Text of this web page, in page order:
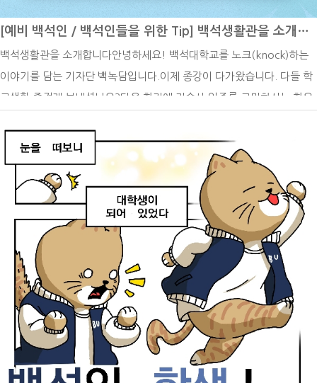
주변의 원룸이나 오피스텔에서 개인적으로 자취를 하는 것과 비교했을
때 주거 비용을 획기적으로 절감할 수 있다는 가장 강력한 경제적 장점을
가지고 있는 것 같습니다. 대학가 주변의 월세와 보증금이 크게 오른 상
황에서, 기숙사는 학기당 140만 원 수준의 상대적으로 매우 저렴한 비용
으로 한 학기 동안 안정적으로 거주할 수 있는 공간을 제공합니다. 특히
월세와 거액의 보증금 부담이 전혀 없으며, 전기는 물론 가스와 수도 등
매달 별도로 청구되는 공공요금이나 건물 관리비에 대한 추가 지출 걱정
도 대폭 줄어듭니다. 개인적으로 저는 기숙사의 주거 비용이 학부모와 학
생 모두가 겪을 수 있는 주거 관련 경제적 압박감을 크게 완화해주며 저
렴한 주거 비용이 가장 큰 장점이라고 느꼈습니다. 2. 외부 위험으로부터
안전한 철저한 보안 시스템기숙사는 불특정 다수가 드나드는 일반 원룸
단지나 주택가와 달리, 외부인의 출입을 엄격하게 통제하는 시스템을 갖
추고 있어 생활 안전성이 매우 크다고 느꼈습니다. 게이트에선 배정받은
전용 카드키를 거쳐야만 내부로 입장할 수 있으며, 게이트엔 경비해주시
는 분이 상주해주시기 때문에 안전하게 생활할 수 있었던 것 같습니다.
그리고 통금시간을 정해두어 야간에 발생할 수 있는 안전사고나 생활관
내 소음이 확실하게 줄어들은게 느껴지며, 경비 인력과 기숙사 층장님들
[예비 백석인 / 백석인들을 위한 Tip] 백석생활관을 소개합니다
백석생활관을 소개합니다안녕하세요! 백석대학교를 노크(knock)하는
이야기를 담는 기자단 백녹담입니다.이제 종강이 다가왔습니다. 다들 학
교생활 즐겁게 보내셨나요?다음 학기에 기숙사 입주를 고민하시는 학우
하면서 많은 학생들이 관심을 갖는 공간 중 하나가 바로 기숙사입니다.백
석생활관은 학생들에게 안전하고 편리한 환경을 제공하며 학업에 집중할
수 있습니다.이번 기사에서는 백석생활관의 주요 시설과 이용 정보를 소
개하며 생활관의 다양한 모습을 살펴보고자 합니다.백석생활관이 어떤
공간인지 함께 알아보겠습니다!백석대학교 기숙사, 백석생활관백석대학
교의 기숙사인 백석생활관은 재학생들이 안전하고 편리하게 생활할 수
있도록 마련된 생활 공간입니다.생활관은 단순한 숙박 시설을 넘어 학생
들의 학업과 일상을 지원하는 역할을 하고 있습니다.생활관에서는 숙식
편의를 제공하여 학생들이 학업에 더욱 집중할 수 있도록 돕고 있습니다.
또한 공동생활을 통해 배려와 책임감을 배우는 기회를 제공합니다.쾌적
한 주거 환경과 다양한 편의시설이 마련되어 있어 생활 만족도가 높은 편
입니다.학생들은 학교와 가까운 위치에서 통학 시간을 절약할 수 있습니